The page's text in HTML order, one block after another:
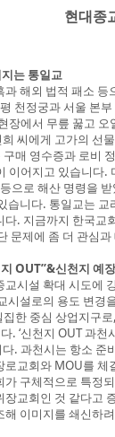
현대종
는 통일교
해외 법적 패소
천정궁과 서울 본
장에서 무릎 꿇고
씨에게 고가의 선
매 영수증과 로비
이어지고 있습니다
으로 해산 명령을
습니다. 통일교는
다. 지금까지 한국교
문제에 좀 더 관심
OUT”&신천지 예
시설 확대 시도에
시설로의 용도 변
한 중심 상업지구
. ‘신천지 OUT 과
. 과천시는 항소
로교회와 MOU를
가 구체적으로 특정
교회인 것 같다고
해 이미지를 쇄신하